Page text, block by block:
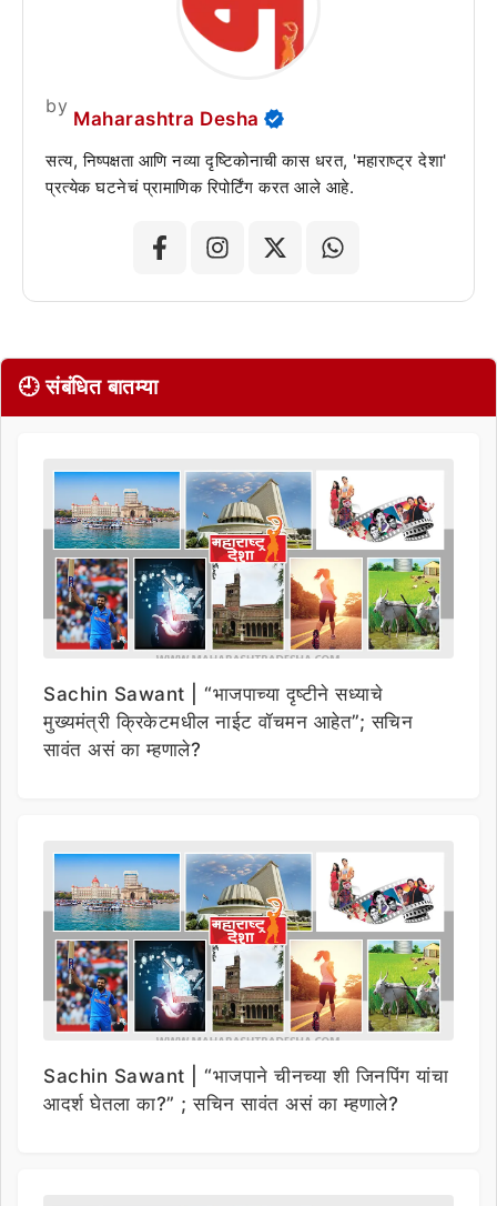
by
Maharashtra Desha
सत्य, निष्पक्षता आणि नव्या दृष्टिकोनाची कास धरत, 'महाराष्ट्र देशा'
प्रत्येक घटनेचं प्रामाणिक रिपोर्टिंग करत आले आहे.
🕘 संबंधित बातम्या
Sachin Sawant | “भाजपाच्या दृष्टीने सध्याचे
मुख्यमंत्री क्रिकेटमधील नाईट वॉचमन आहेत”; सचिन
सावंत असं का म्हणाले?
Sachin Sawant | “भाजपाने चीनच्या शी जिनपिंग यांचा
आदर्श घेतला का?” ; सचिन सावंत असं का म्हणाले?